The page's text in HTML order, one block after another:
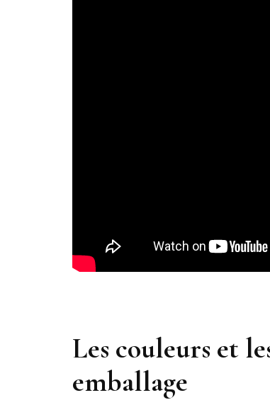
Les couleurs et
emballage